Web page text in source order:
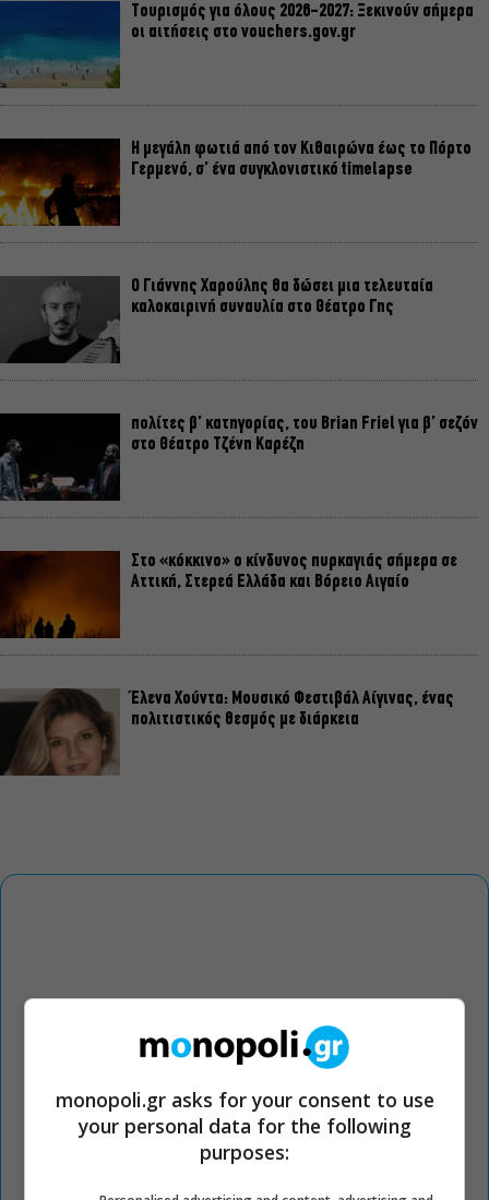
Τουρισμός για όλους 2026-2027: Ξεκινούν σήμερα
οι αιτήσεις στο vouchers.gov.gr
Η μεγάλη φωτιά από τον Κιθαιρώνα έως το Πόρτο
Γερμενό, σ’ ένα συγκλονιστικό timelapse
Ο Γιάννης Χαρούλης θα δώσει μια τελευταία
καλοκαιρινή συναυλία στο Θέατρο Γης
πολίτες β’ κατηγορίας, του Brian Friel για β’ σεζόν
στο Θέατρο Τζένη Καρέζη
Στο «κόκκινο» ο κίνδυνος πυρκαγιάς σήμερα σε
Αττική, Στερεά Ελλάδα και Βόρειο Αιγαίο
Έλενα Χούντα: Μουσικό Φεστιβάλ Αίγινας, ένας
πολιτιστικός θεσμός με διάρκεια
monopoli.gr asks for your consent to use
your personal data for the following
purposes: